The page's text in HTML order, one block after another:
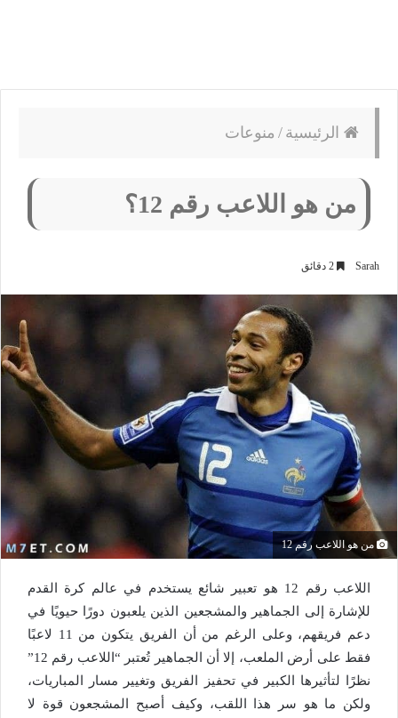
الرئيسية / منوعات
من هو اللاعب رقم 12؟
Sarah
من هو اللاعب رقم 12
اللاعب رقم 12 هو تعبير شائع يستخدم في عالم كرة القدم
للإشارة إلى الجماهير والمشجعين الذين يلعبون دورًا حيويًا في
دعم فريقهم، وعلى الرغم من أن الفريق يتكون من 11 لاعبًا
فقط على أرض الملعب، إلا أن الجماهير تُعتبر “اللاعب رقم 12”
نظرًا لتأثيرها الكبير في تحفيز الفريق وتغيير مسار المباريات،
ولكن ما هو سر هذا اللقب، وكيف أصبح المشجعون قوة لا